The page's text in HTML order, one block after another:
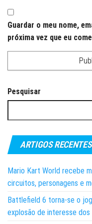
Guardar o meu nome,
próxima vez que eu
Pesquisar
ARTIGOS RECENTES
Mario Kart World recebe
circuitos, personagens e
Battlefield 6 torna-se o
explosão de interesse dos